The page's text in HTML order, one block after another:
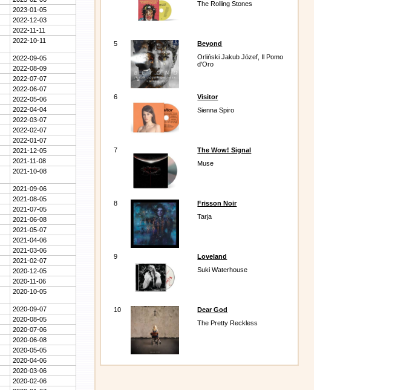
2023-01-05
2022-12-03
2022-11-11
2022-10-11
2022-09-05
2022-08-09
2022-07-07
2022-06-07
2022-05-06
2022-04-04
2022-03-07
2022-02-07
2022-01-07
2021-12-05
2021-11-08
2021-10-08
2021-09-06
2021-08-05
2021-07-05
2021-06-08
2021-05-07
2021-04-06
2021-03-06
2021-02-07
2020-12-05
2020-11-06
2020-10-05
2020-09-07
2020-08-05
2020-07-06
2020-06-08
2020-05-05
2020-04-06
2020-03-06
2020-02-06
The Rolling Stones
5
Beyond
Orliński Jakub Józef, Il Pomo
d'Oro
6
Visitor
Sienna Spiro
7
The Wow! Signal
Muse
8
Frisson Noir
Tarja
9
Loveland
Suki Waterhouse
10
Dear God
The Pretty Reckless